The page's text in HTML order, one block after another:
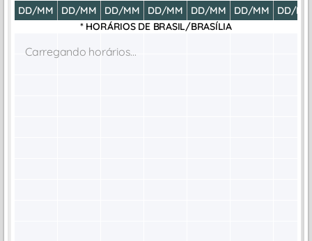
DD/MM
DD/MM
DD/MM
DD/MM
DD/MM
DD/MM
DD/MM
* HORÁRIOS DE BRASIL/BRASÍLIA
Carregando horários...